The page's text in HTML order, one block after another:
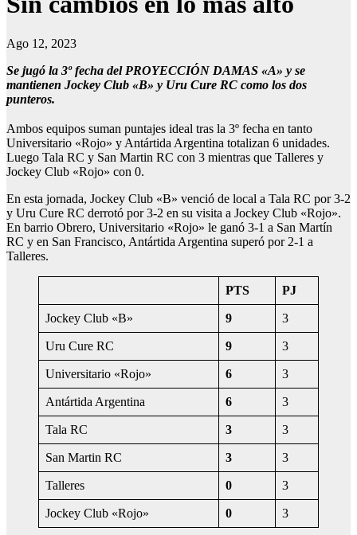
Ago 12, 2023
Se jugó la 3º fecha del PROYECCIÓN DAMAS «A» y se
mantienen Jockey Club «B» y Uru Cure RC como los dos
punteros.
Ambos equipos suman puntajes ideal tras la 3º fecha en tanto
Universitario «Rojo» y Antártida Argentina totalizan 6 unidades.
Luego Tala RC y San Martin RC con 3 mientras que Talleres y
Jockey Club «Rojo» con 0.
En esta jornada, Jockey Club «B» venció de local a Tala RC por 3-2
y Uru Cure RC derrotó por 3-2 en su visita a Jockey Club «Rojo».
En barrio Obrero, Universitario «Rojo» le ganó 3-1 a San Martín
RC y en San Francisco, Antártida Argentina superó por 2-1 a
Talleres.
PTS PJ
Jockey Club «B» 9 3
Uru Cure RC 9 3
Universitario «Rojo» 6 3
Antártida Argentina 6 3
Tala RC 3 3
San Martin RC 3 3
Talleres 0 3
Jockey Club «Rojo» 0 3